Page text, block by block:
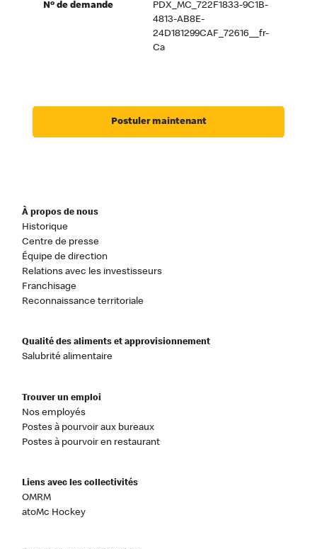
Nº de demande
PDX_MC_722F1833-9C1B-
4813-AB8E-
24D181299CAF_72616__fr-
Ca
Postuler maintenant
À propos de nous
Historique
Centre de presse
Équipe de direction
Relations avec les investisseurs
Franchisage
Reconnaissance territoriale
Qualité des aliments et approvisionnement
Salubrité alimentaire
Trouver un emploi
Nos employés
Postes à pourvoir aux bureaux
Postes à pourvoir en restaurant
Liens avec les collectivités
OMRM
atoMc Hockey